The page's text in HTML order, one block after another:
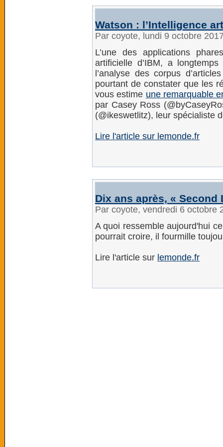
Watson : l’Intelligence
Par coyote, lundi 9 octobre
L’une des applications
artificielle d’IBM, a
l’analyse des corpus
pourtant de constater que les
vous estime une remarquable
par Casey Ross
(@ikeswetlitz), leur spécialiste
Lire l'article sur lemonde.fr
Dix ans après, «
Par coyote, vendredi 6 octobre
A quoi ressemble aujourd'hui
pourrait croire, il fourmille
Lire l'article sur lemonde.fr